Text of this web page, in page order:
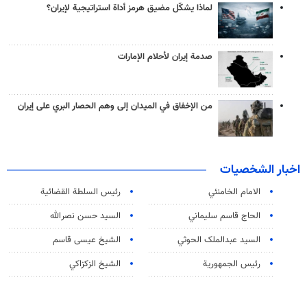
لماذا يشكّل مضيق هرمز أداة استراتيجية لإيران؟
صدمة إيران لأحلام الإمارات
من الإخفاق في الميدان إلى وهم الحصار البري على إيران
اخبار الشخصيات
الامام الخامنئي
رئیس السلطة القضائیة
الحاج قاسم سليماني
السيد حسن نصرالله
السید عبدالملک الحوثي
الشيخ عيسى قاسم
رئيس الجمهورية
الشيخ الزكزاكي